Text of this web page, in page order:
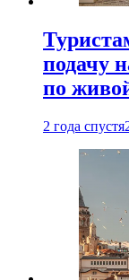
подачу
по
2 года спустя